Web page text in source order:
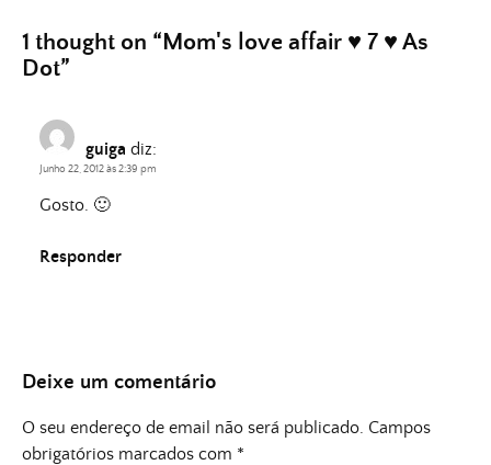
1 thought on “Mom's love affair ♥ 7 ♥ As
Dot”
guiga diz:
Junho 22, 2012 às 2:39 pm
Gosto. 🙂
Responder
Deixe um comentário
O seu endereço de email não será publicado. Campos
obrigatórios marcados com *